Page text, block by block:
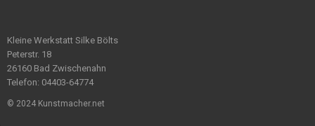
Kleine Werkstatt Silke Bölts
Peterstr. 18
26160 Bad Zwischenahn
Telefon: 04403-64774
© 2024 Kunstmacher.net